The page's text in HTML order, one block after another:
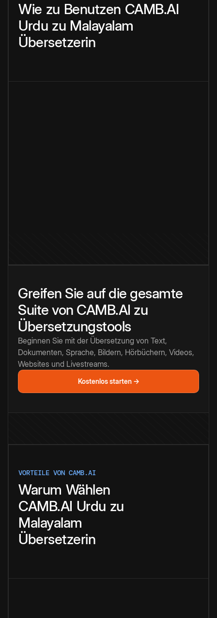
Wie zu Benutzen CAMB.AI
Urdu zu Malayalam
Übersetzerin
Greifen Sie auf die gesamte
Suite von CAMB.AI zu
Übersetzungstools
Beginnen Sie mit der Übersetzung von Text,
Dokumenten, Sprache, Bildern, Hörbüchern, Videos,
Websites und Livestreams.
Kostenlos starten →
VORTEILE VON CAMB.AI
Warum Wählen
CAMB.AI Urdu zu
Malayalam
Übersetzerin